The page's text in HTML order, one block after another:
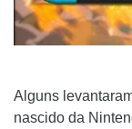
Alguns
nascido da